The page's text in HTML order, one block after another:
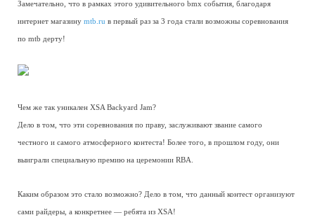
Замечательно, что в рамках этого удивительного bmx события, благодаря
интернет магазину mtb.ru в первый раз за 3 года стали возможны соревнования
по mtb дерту!
Чем же так уникален XSA Backyard Jam?
Дело в том, что эти соревнования по праву, заслуживают звание самого
честного и самого атмосферного контеста! Более того, в прошлом году, они
выиграли специальную премию на церемонии RBA.
Каким образом это стало возможно? Дело в том, что данный контест организуют
сами райдеры, а конкретнее — ребята из XSA!